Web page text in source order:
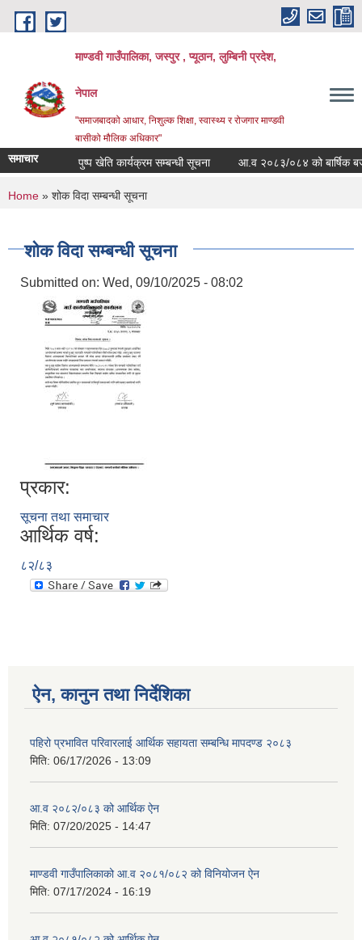
Skip to main content
माण्डवी गाउँपालिका, जस्पुर , प्यूठान, लुम्बिनी प्रदेश,
नेपाल
"समाजबादको आधार, निशुल्क शिक्षा, स्वास्थ्य र रोजगार माण्डवी
बासीको मौलिक अधिकार"
समाचार पुष्प खेति कार्यक्रम सम्बन्धी सूचना आ.व २०८३/०८४ को बार्षिक बजेट
You are here
Home » शोक विदा सम्बन्धी सूचना
शोक विदा सम्बन्धी सूचना
Submitted on: Wed, 09/10/2025 - 08:02
प्रकार:
सूचना तथा समाचार
आर्थिक वर्ष:
८२/८३
ऐन, कानुन तथा निर्देशिका
पहिरो प्रभावित परिवारलाई आर्थिक सहायता सम्बन्धि मापदण्ड २०८३
मिति: 06/17/2026 - 13:09
आ.व २०८२/०८३ को आर्थिक ऐन
मिति: 07/20/2025 - 14:47
माण्डवी गाउँपालिकाको आ.व २०८१/०८२ को विनियोजन ऐन
मिति: 07/17/2024 - 16:19